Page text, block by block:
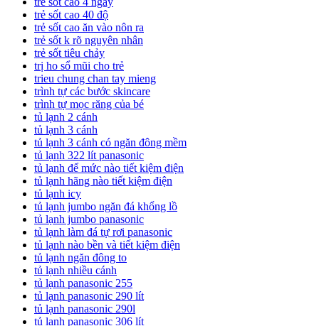
trẻ sốt cao 40 độ
trẻ sốt cao ăn vào nôn ra
trẻ sốt k rõ nguyên nhân
trẻ sốt tiêu chảy
trị ho sổ mũi cho trẻ
trieu chung chan tay mieng
trình tự các bước skincare
trình tự mọc răng của bé
tủ lạnh 2 cánh
tủ lạnh 3 cánh
tủ lạnh 3 cánh có ngăn đông mềm
tủ lạnh 322 lít panasonic
tủ lạnh để mức nào tiết kiệm điện
tủ lạnh hãng nào tiết kiệm điện
tủ lạnh icy
tủ lạnh jumbo ngăn đá khổng lồ
tủ lạnh jumbo panasonic
tủ lạnh làm đá tự rơi panasonic
tủ lạnh nào bền và tiết kiệm điện
tủ lạnh ngăn đông to
tủ lạnh nhiều cánh
tủ lạnh panasonic 255
tủ lạnh panasonic 290 lít
tủ lạnh panasonic 290l
tủ lạnh panasonic 306 lít